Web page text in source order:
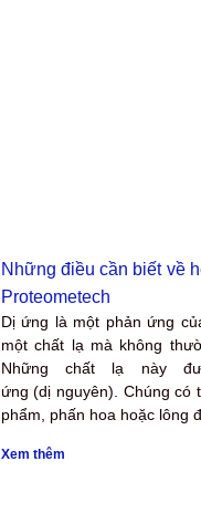
Những điều cần biết về
Proteometech
Dị ứng là một phản ứng
một chất lạ mà không
Những chất lạ này
ứng (dị nguyên). Chúng có
phẩm, phấn hoa hoặc lông
Xem thêm